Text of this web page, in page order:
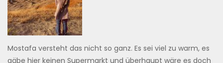
Mostafa versteht das nicht so ganz. Es sei viel zu warm, es
gäbe hier keinen Supermarkt und überhaupt wäre es doch